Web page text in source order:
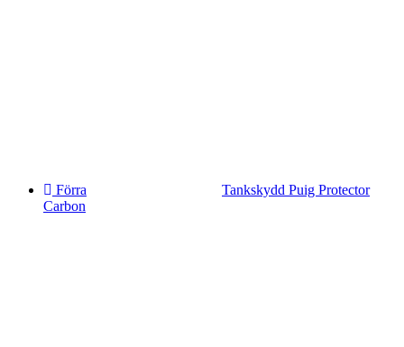
Förra
Tankskydd Puig Protector
Carbon